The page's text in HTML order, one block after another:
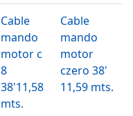
Cable
mando
motor c
8
38'11,58
mts.
Cable
mando
motor
czero 38'
11,59 mts.